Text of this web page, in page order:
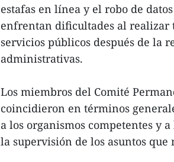
estafas en línea y el robo de
enfrentan dificultades al realizar
servicios públicos después de la
administrativas.
Los miembros del Comité
coincidieron en términos
a los organismos competentes y
la supervisión de los asuntos que